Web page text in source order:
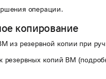
операции.
копирование
из резервной копии при
резервных копий ВМ